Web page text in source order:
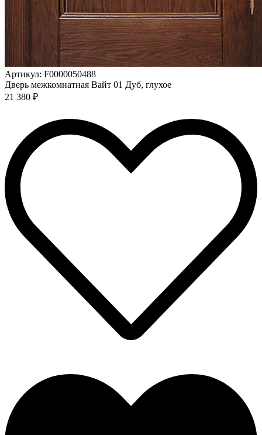
Артикул: F0000050488
Дверь межкомнатная Вайт 01 Дуб, глухое
21 380 ₽